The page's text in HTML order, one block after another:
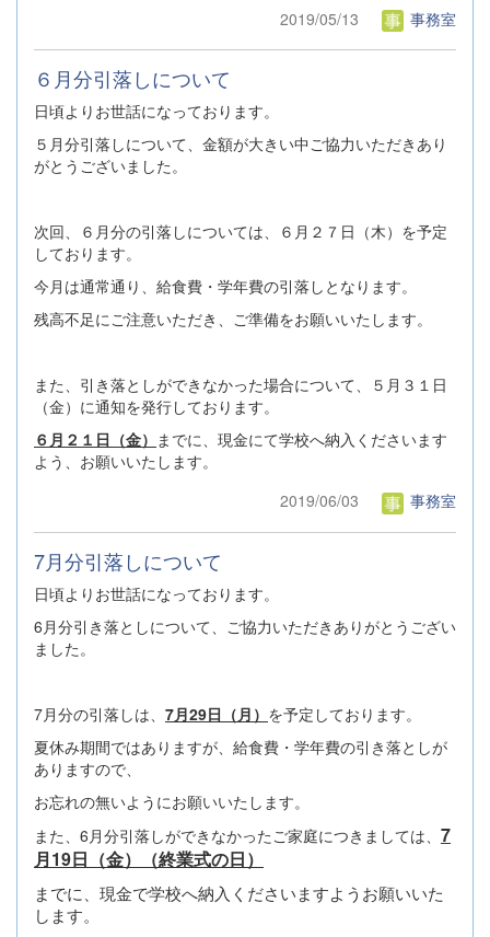
2019/05/13 事務室
６月分引落しについて
日頃よりお世話になっております。
５月分引落しについて、金額が大きい中ご協力いただきあり
がとうございました。
次回、６月分の引落しについては、６月２７日（木）を予定
しております。
今月は通常通り、給食費・学年費の引落しとなります。
残高不足にご注意いただき、ご準備をお願いいたします。
また、引き落としができなかった場合について、５月３１日
（金）に通知を発行しております。
６月２１日（金） までに、現金にて学校へ納入くださいます
よう、お願いいたします。
2019/06/03
事務室
7月分引落しについて
日頃よりお世話になっております。
6月分引き落としについて、ご協力いただきありがとうござい
ました。
7月分の引落しは、 7月29日（月） を予定しております。
夏休み期間ではありますが、給食費・学年費の引き落としが
ありますので、
お忘れの無いようにお願いいたします。
また、6月分引落しができなかったご家庭につきましては、 7
月19日（金）（終業式の日）
までに、現金で学校へ納入くださいますようお願いいた
します。